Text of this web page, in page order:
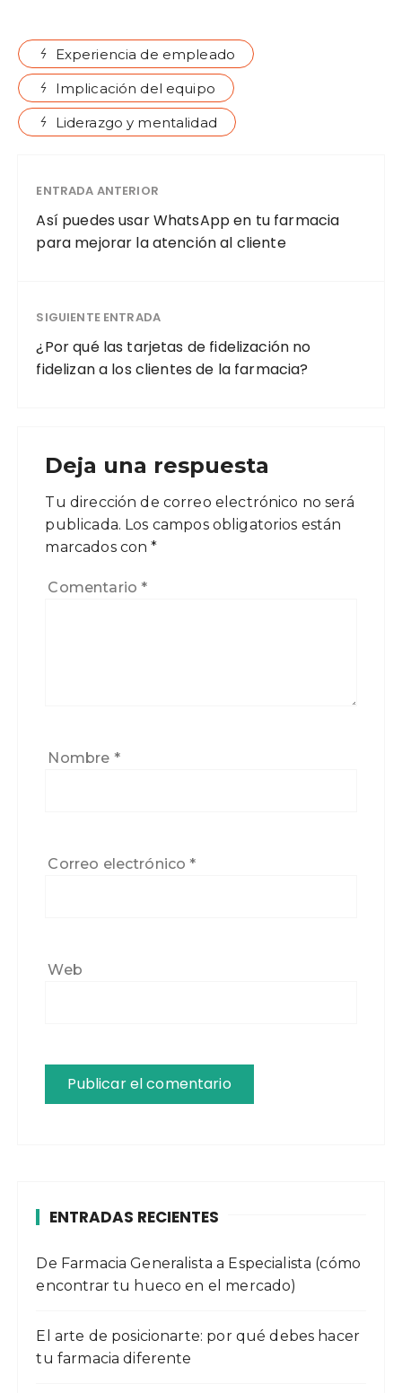
Experiencia de empleado
Implicación del equipo
Liderazgo y mentalidad
ENTRADA ANTERIOR
Así puedes usar WhatsApp en tu farmacia
para mejorar la atención al cliente
SIGUIENTE ENTRADA
¿Por qué las tarjetas de fidelización no
fidelizan a los clientes de la farmacia?
Deja una respuesta
Tu dirección de correo electrónico no será
publicada. Los campos obligatorios están
marcados con*
Comentario*
Nombre *
Correo electrónico*
Web
ENTRADAS RECIENTES
De Farmacia Generalista a Especialista (cómo
encontrar tu hueco en el mercado)
El arte de posicionarte: por qué debes hacer
tu farmacia diferente